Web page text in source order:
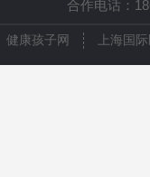
合作电话：
健康孩子网 上海国